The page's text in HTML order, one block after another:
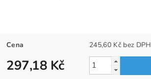
Cena 245,60 Kč bez DPH
297,18 Kč